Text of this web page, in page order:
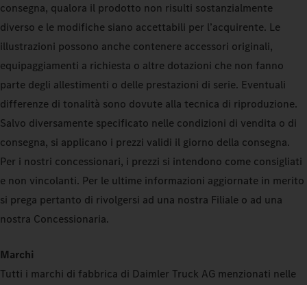
consegna, qualora il prodotto non risulti sostanzialmente
diverso e le modifiche siano accettabili per l’acquirente. Le
illustrazioni possono anche contenere accessori originali,
equipaggiamenti a richiesta o altre dotazioni che non fanno
parte degli allestimenti o delle prestazioni di serie. Eventuali
differenze di tonalità sono dovute alla tecnica di riproduzione.
Salvo diversamente specificato nelle condizioni di vendita o di
consegna, si applicano i prezzi validi il giorno della consegna.
Per i nostri concessionari, i prezzi si intendono come consigliati
e non vincolanti. Per le ultime informazioni aggiornate in merito
si prega pertanto di rivolgersi ad una nostra Filiale o ad una
nostra Concessionaria.
Marchi
Tutti i marchi di fabbrica di Daimler Truck AG menzionati nelle